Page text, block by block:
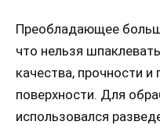
Преобладающее
что нельзя
качества, прочности и
поверхности. Для
использовался